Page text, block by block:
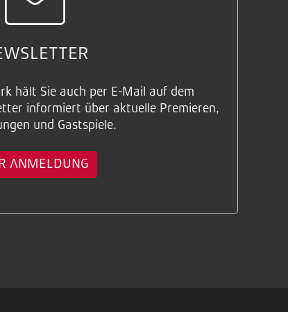
hält Sie auch per E-Mail auf dem
informiert über aktuelle Premieren,
und Gastspiele.
ANMELDUNG